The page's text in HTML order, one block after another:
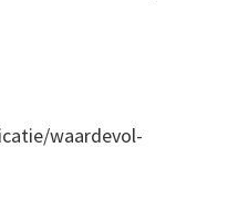
waardevol-